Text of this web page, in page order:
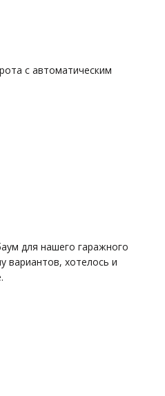
с автоматическим
для нашего гаражного
вариантов, хотелось и